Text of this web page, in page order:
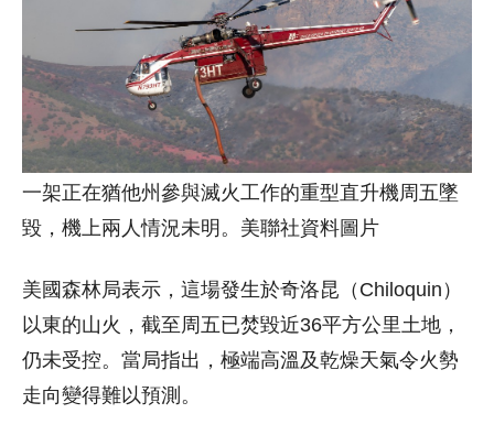
一架正在猶他州參與滅火工作的重型直升機周五墜
毀，機上兩人情況未明。美聯社資料圖片
美國森林局表示，這場發生於奇洛昆（Chiloquin）
以東的山火，截至周五已焚毀近36平方公里土地，
仍未受控。當局指出，極端高溫及乾燥天氣令火勢
走向變得難以預測。